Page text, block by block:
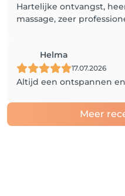
Hartelijke ontvangst,
massage, zeer
Helma
17.07.2026
Altijd een ontspannen
Meer